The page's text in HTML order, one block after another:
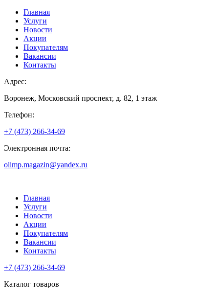
Главная
Услуги
Новости
Акции
Покупателям
Вакансии
Контакты
Адрес:
Воронеж, Московский проспект, д. 82, 1 этаж
Телефон:
+7 (473) 266-34-69
Электронная почта:
olimp.magazin@yandex.ru
Главная
Услуги
Новости
Акции
Покупателям
Вакансии
Контакты
+7 (473) 266-34-69
Каталог товаров